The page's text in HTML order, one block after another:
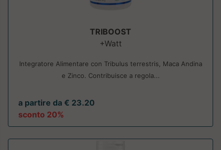
TRIBOOST
+Watt
Integratore Alimentare con Tribulus terrestris, Maca Andina
e Zinco. Contribuisce a regola...
a partire da € 23.20
sconto 20%